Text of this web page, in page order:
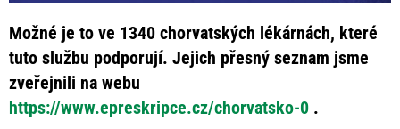
Možné je to ve 1340 chorvatských lékárnách, které
tuto službu podporují. Jejich přesný seznam jsme
zveřejnili na webu
https://www.epreskripce.cz/chorvatsko-0 .